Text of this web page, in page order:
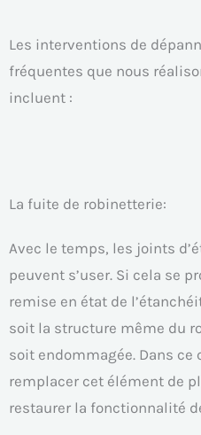
Les interventions de
fréquentes que nous
incluent :
La fuite de robinetterie:
Avec le temps, les joints
peuvent s’user. Si cela se
remise en état de
soit la structure même du
soit endommagée. Dans ce
remplacer cet élément de
restaurer la fonctionnalité